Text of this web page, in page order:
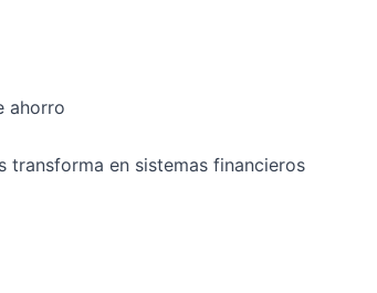
ahorro
transforma en sistemas financieros